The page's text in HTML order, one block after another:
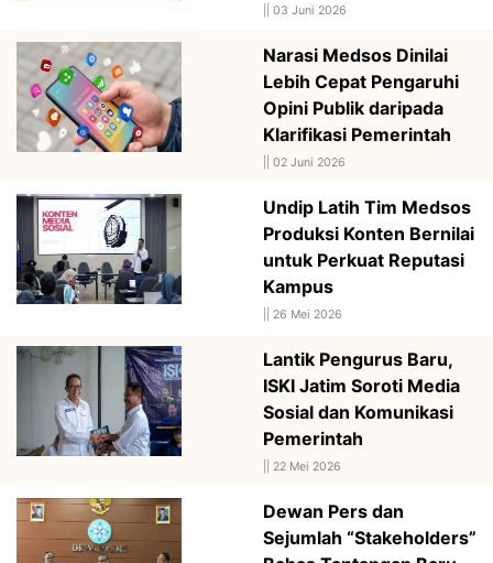
03 Juni 2026
Narasi Medsos Dinilai
Lebih Cepat Pengaruhi
Opini Publik daripada
Klarifikasi Pemerintah
02 Juni 2026
Undip Latih Tim Medsos
Produksi Konten Bernilai
untuk Perkuat Reputasi
Kampus
26 Mei 2026
Lantik Pengurus Baru,
ISKI Jatim Soroti Media
Sosial dan Komunikasi
Pemerintah
22 Mei 2026
Dewan Pers dan
Sejumlah “Stakeholders”